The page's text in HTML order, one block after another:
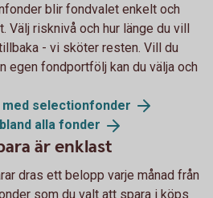
blir fondvalet enkelt och
Välj risknivå och hur länge du vill
- vi sköter resten. Vill du
egen fondportfölj kan du välja och
selectionfonder
alla fonder
är enklast
dras ett belopp varje månad från
som du valt att spara i köps